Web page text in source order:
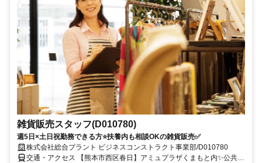
雑貨販売スタッフ(D010780)
週5日×土日祝勤務できる方⭐扶養内も相談OKの雑貨販売✅
株式会社総合プラント ビジネスコンストラクト事業部/D010780
交通・アクセス 【熊本市西区春日】アミュプラザくまもと内✨公共交